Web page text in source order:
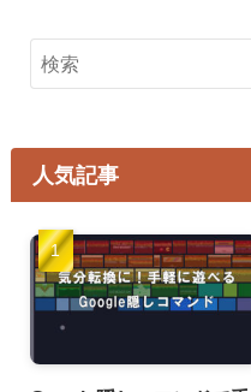
人気記事